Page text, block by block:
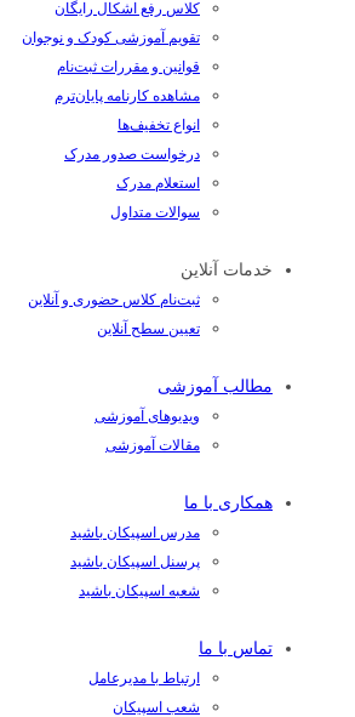
کلاس رفع اشکال رایگان
تقویم آموزشی کودک و نوجوان
قوانین و مقررات ثبت‌نام
مشاهده کارنامه پایان‌ترم
انواع تخفیف‌ها
درخواست صدور مدرک
استعلام مدرک
سوالات متداول
خدمات آنلاین
ثبت‌نام کلاس حضوری و آنلاین
تعیین سطح آنلاین
مطالب آموزشی
ویدیوهای آموزشی
مقالات آموزشی
همکاری با ما
مدرس اسپیکان باشید
پرسنل اسپیکان باشید
شعبه اسپیکان باشید
تماس با ما
ارتباط با مدیرعامل
شعب اسپیکان